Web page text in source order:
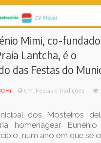
Mimi, co-
Lantcha, é o
das Festas do
Hr EM: Festas e Tradições
dos Mosteiros
homenagear
num ano em que se